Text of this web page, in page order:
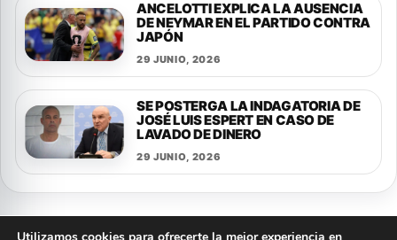
ANCELOTTI EXPLICA LA AUSENCIA
DE NEYMAR EN EL PARTIDO CONTRA
JAPÓN
29 JUNIO, 2026
SE POSTERGA LA INDAGATORIA DE
JOSÉ LUIS ESPERT EN CASO DE
LAVADO DE DINERO
29 JUNIO, 2026